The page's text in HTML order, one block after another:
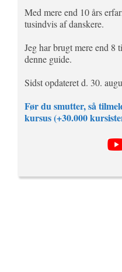
Med mere end 10 års
tusindvis af danskere.
Jeg har brugt mere end 8
denne guide.
Sidst opdateret d. 30.
Før du smutter, så
kursus (+30.000